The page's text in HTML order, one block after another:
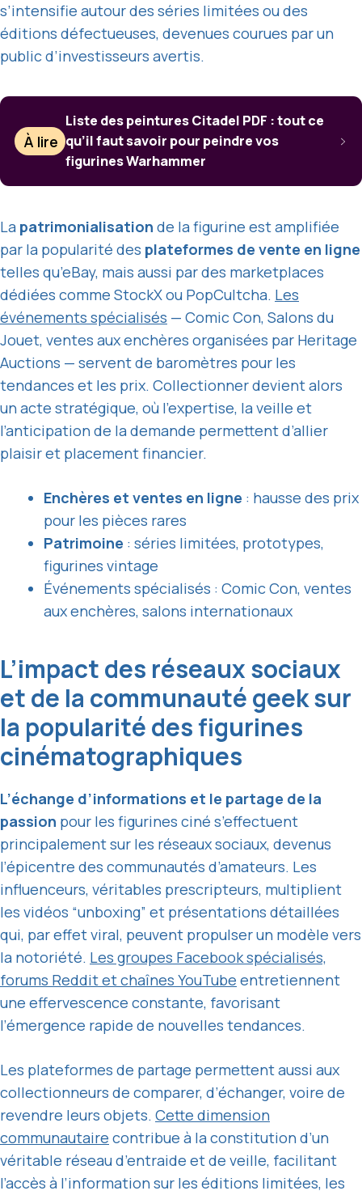
s’intensifie autour des séries limitées ou des
éditions défectueuses, devenues courues par un
public d’investisseurs avertis.
À lire
Liste des peintures Citadel PDF : tout ce
qu’il faut savoir pour peindre vos
figurines Warhammer
La patrimonialisation de la figurine est amplifiée
par la popularité des plateformes de vente en ligne
telles qu’eBay, mais aussi par des marketplaces
dédiées comme StockX ou PopCultcha. Les
événements spécialisés — Comic Con, Salons du
Jouet, ventes aux enchères organisées par Heritage
Auctions — servent de baromètres pour les
tendances et les prix. Collectionner devient alors
un acte stratégique, où l’expertise, la veille et
l’anticipation de la demande permettent d’allier
plaisir et placement financier.
Enchères et ventes en ligne : hausse des prix
pour les pièces rares
Patrimoine : séries limitées, prototypes,
figurines vintage
Événements spécialisés : Comic Con, ventes
aux enchères, salons internationaux
L’impact des réseaux sociaux
et de la communauté geek sur
la popularité des figurines
cinématographiques
L’échange d’informations et le partage de la
passion pour les figurines ciné s’effectuent
principalement sur les réseaux sociaux, devenus
l’épicentre des communautés d’amateurs. Les
influenceurs, véritables prescripteurs, multiplient
les vidéos “unboxing” et présentations détaillées
qui, par effet viral, peuvent propulser un modèle vers
la notoriété. Les groupes Facebook spécialisés,
forums Reddit et chaînes YouTube entretiennent
une effervescence constante, favorisant
l’émergence rapide de nouvelles tendances.
Les plateformes de partage permettent aussi aux
collectionneurs de comparer, d’échanger, voire de
revendre leurs objets. Cette dimension
communautaire contribue à la constitution d’un
véritable réseau d’entraide et de veille, facilitant
l’accès à l’information sur les éditions limitées, les